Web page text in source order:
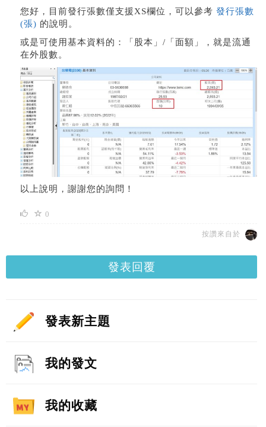
您好，目前發行張數僅支援XS欄位，可以參考 發行張數
(張) 的說明。
或是可使用基本資料的：「股本」/「面額」，就是流通
在外股數。
以上說明，謝謝您的詢問！
0
按讚來自於
發表回覆
發表新主題
我的發文
我的收藏